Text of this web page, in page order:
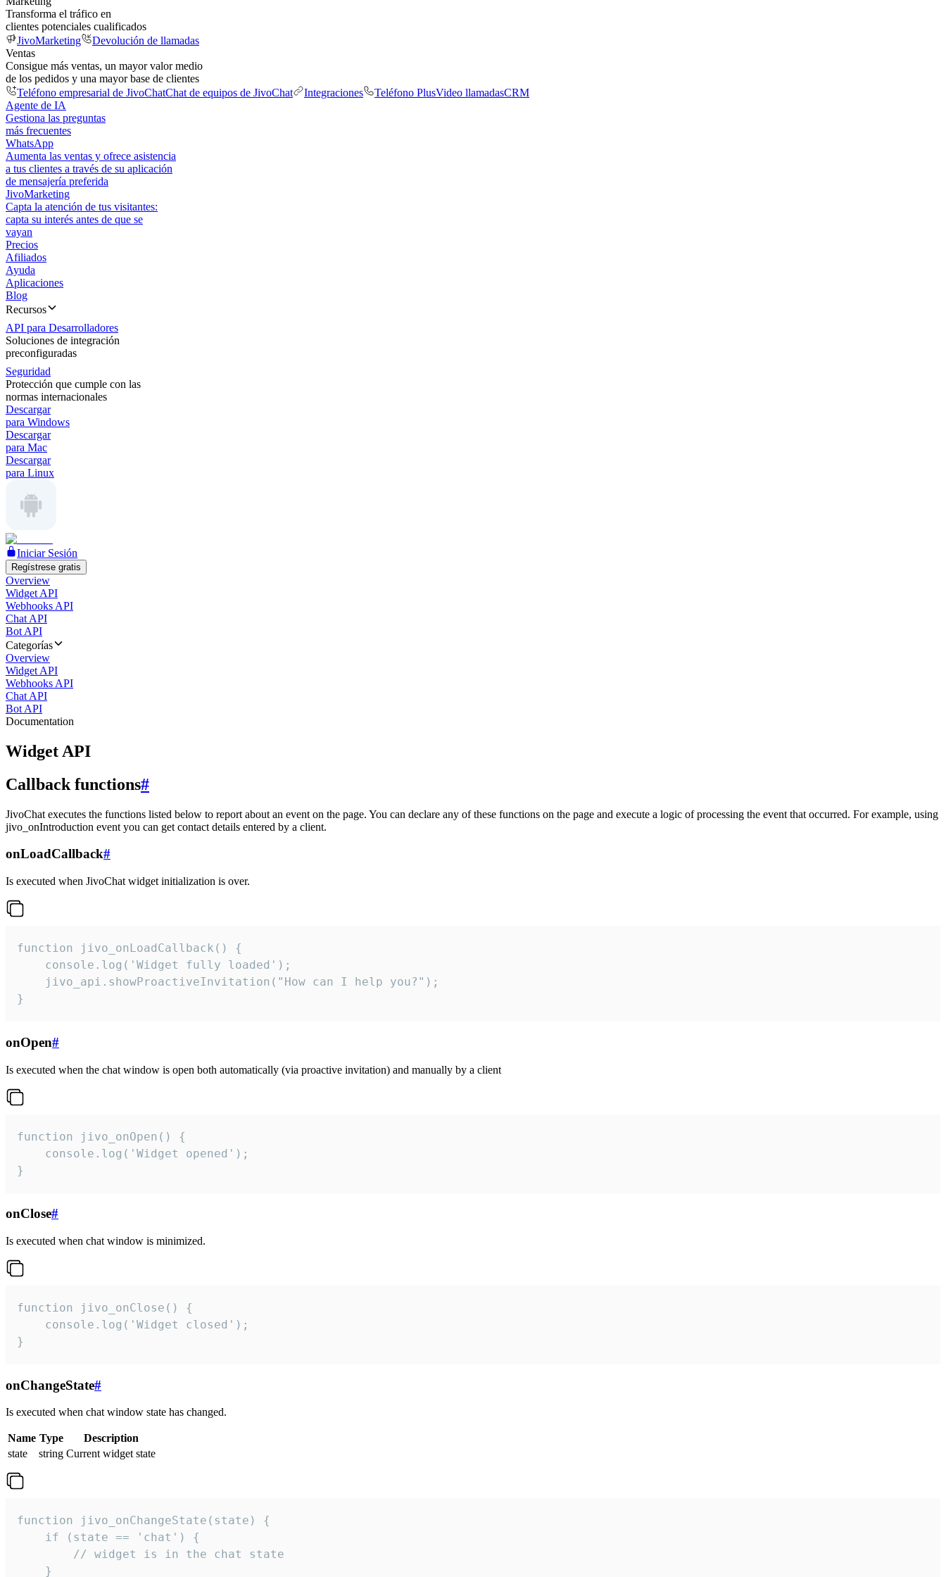
Transforma el tráfico en
clientes potenciales cualificados
JivoMarketing
Devolución de llamadas
Ventas
Consigue más ventas, un mayor valor medio
de los pedidos y una mayor base de clientes
Teléfono empresarial de JivoChatChat de equipos de JivoChat Integraciones Teléfono PlusVideo llamadasCRM
Agente de IA
Gestiona las preguntas
más frecuentes
WhatsApp
Aumenta las ventas y ofrece asistencia
a tus clientes a través de su aplicación
de mensajería preferida
JivoMarketing
Capta la atención de tus visitantes:
capta su interés antes de que se
vayan
Precios
Afiliados
Ayuda
Aplicaciones
Blog
Recursos
API para Desarrolladores
Soluciones de integración
preconfiguradas
Seguridad
Protección que cumple con las
normas internacionales
Descargar
para Windows
Descargar
para Mac
Descargar
para Linux
Iniciar Sesión
Regístrese gratis
Overview
Widget API
Webhooks API
Chat API
Bot API
Categorías
Overview
Widget API
Webhooks API
Chat API
Bot API
Documentation
Widget API
Callback functions#
JivoChat executes the functions listed below to report about an event on the page. You can declare any of these functions on the page and execute a logic of processing the event that occurred. For example, using
jivo_onIntroduction event you can get contact details entered by a client.
onLoadCallback#
Is executed when JivoChat widget initialization is over.
function jivo_onLoadCallback() {
    console.log('Widget fully loaded');
    jivo_api.showProactiveInvitation("How can I help you?");
}
onOpen#
Is executed when the chat window is open both automatically (via proactive invitation) and manually by a client
function jivo_onOpen() {
    console.log('Widget opened');
}
onClose#
Is executed when chat window is minimized.
function jivo_onClose() {
    console.log('Widget closed');
}
onChangeState#
Is executed when chat window state has changed.
Name Type
Description
state
string Current widget state
function jivo_onChangeState(state) {
    if (state == 'chat') {
        // widget is in the chat state
    }